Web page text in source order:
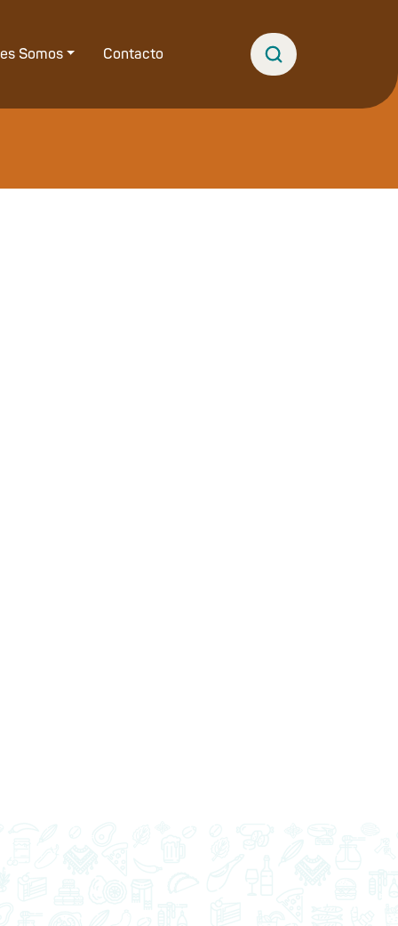
Somos Contacto